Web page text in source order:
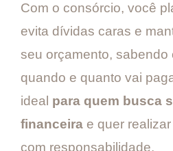
Com o consórcio, você
evita dívidas caras e
seu orçamento, sabendo
quando e quanto vai
ideal para quem busca
financeira e quer
com responsabilidade.